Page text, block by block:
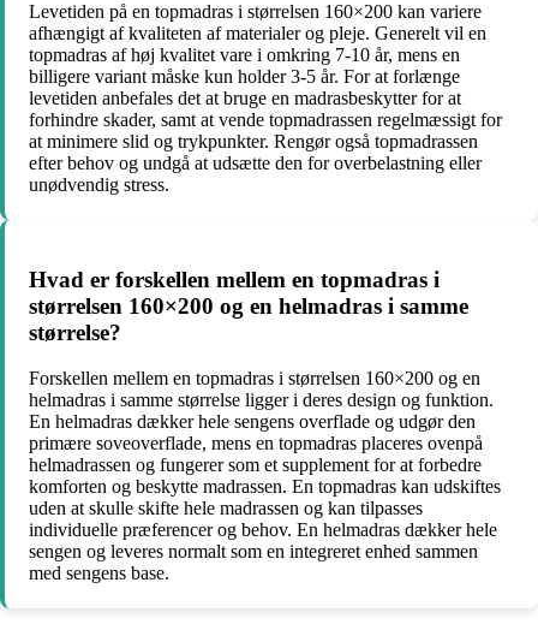
Levetiden på en topmadras i størrelsen 160×200 kan variere
afhængigt af kvaliteten af materialer og pleje. Generelt vil en
topmadras af høj kvalitet vare i omkring 7-10 år, mens en
billigere variant måske kun holder 3-5 år. For at forlænge
levetiden anbefales det at bruge en madrasbeskytter for at
forhindre skader, samt at vende topmadrassen regelmæssigt for
at minimere slid og trykpunkter. Rengør også topmadrassen
efter behov og undgå at udsætte den for overbelastning eller
unødvendig stress.
Hvad er forskellen mellem en topmadras i
størrelsen 160×200 og en helmadras i samme
størrelse?
Forskellen mellem en topmadras i størrelsen 160×200 og en
helmadras i samme størrelse ligger i deres design og funktion.
En helmadras dækker hele sengens overflade og udgør den
primære soveoverflade, mens en topmadras placeres ovenpå
helmadrassen og fungerer som et supplement for at forbedre
komforten og beskytte madrassen. En topmadras kan udskiftes
uden at skulle skifte hele madrassen og kan tilpasses
individuelle præferencer og behov. En helmadras dækker hele
sengen og leveres normalt som en integreret enhed sammen
med sengens base.